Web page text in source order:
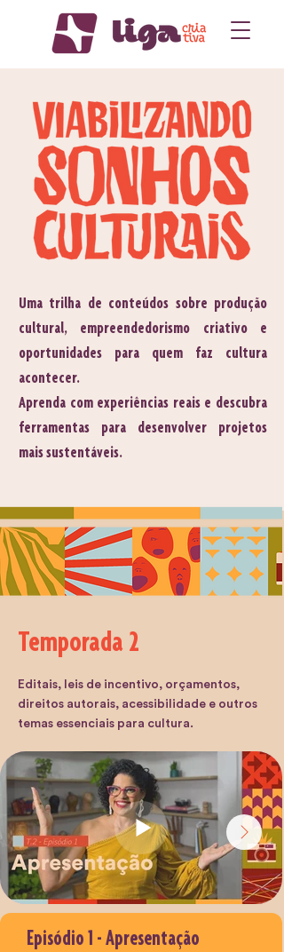
Uma trilha de conteúdos sobre produção
cultural, empreendedorismo criativo e
oportunidades para quem faz cultura
acontecer.
Aprenda com experiências reais e descubra
ferramentas para desenvolver projetos
mais sustentáveis.
Temporada 2
Editais, leis de incentivo, orçamentos,
direitos autorais, acessibilidade e outros
temas essenciais para cultura.
Episódio 1 - Apresentação